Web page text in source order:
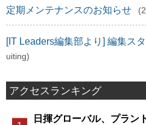
定期メンテナンスのお知らせ
[IT Leaders編集部より] 編集ス
uiting)
アクセスランキング
日揮グローバル、プラン